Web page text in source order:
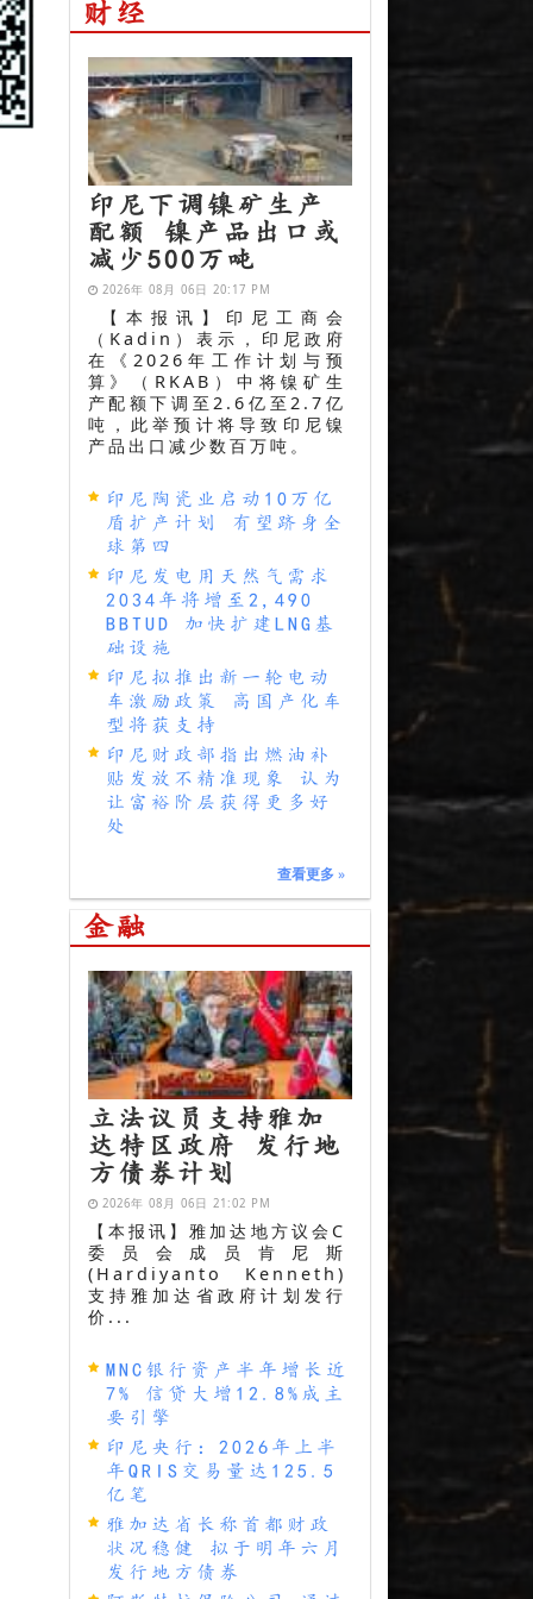
财经
印尼下调镍矿生产
配额 镍产品出口或
减少500万吨
2026年 08月 06日 20:17 PM
【本报讯】印尼工商会
（Kadin）表示，印尼政府
在《2026年工作计划与预
算》（RKAB）中将镍矿生
产配额下调至2.6亿至2.7亿
吨，此举预计将导致印尼镍
产品出口减少数百万吨。
印尼陶瓷业启动10万亿
盾扩产计划 有望跻身全
球第四
印尼发电用天然气需求
2034年将增至2,490
BBTUD 加快扩建LNG基
础设施
印尼拟推出新一轮电动
车激励政策 高国产化车
型将获支持
印尼财政部指出燃油补
贴发放不精准现象 认为
让富裕阶层获得更多好
处
查看更多 »
金融
立法议员支持雅加
达特区政府 发行地
方债券计划
2026年 08月 06日 21:02 PM
【本报讯】雅加达地方议会C
委员会成员肯尼斯
(Hardiyanto Kenneth)
支持雅加达省政府计划发行
价...
MNC银行资产半年增长近
7% 信贷大增12.8%成主
要引擎
印尼央行：2026年上半
年QRIS交易量达125.5
亿笔
雅加达省长称首都财政
状况稳健 拟于明年六月
发行地方债券